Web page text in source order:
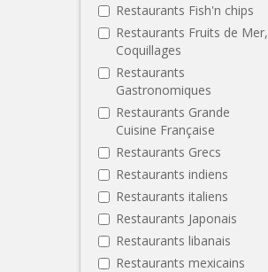
Restaurants Fish'n chips
Restaurants Fruits de Mer,
Coquillages
Restaurants
Gastronomiques
Restaurants Grande
Cuisine Française
Restaurants Grecs
Restaurants indiens
Restaurants italiens
Restaurants Japonais
Restaurants libanais
Restaurants mexicains